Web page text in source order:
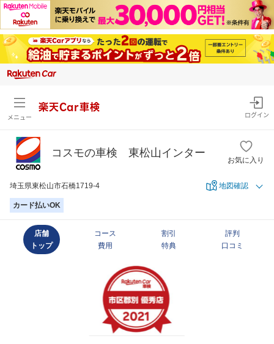
メニュー
楽天Car車検
ログイン
コスモの車検 東松山インター
お気に入り
埼玉県東松山市石橋1719-4 地図確認
カード払いOK
店舗
トップ
コース
費用
割引
特典
評判
口コミ